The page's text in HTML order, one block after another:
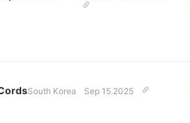
South Korea Sep 15.2025